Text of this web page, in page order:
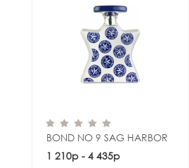
BOND NO 9 SAG HARBOR
1 210р - 4 435р